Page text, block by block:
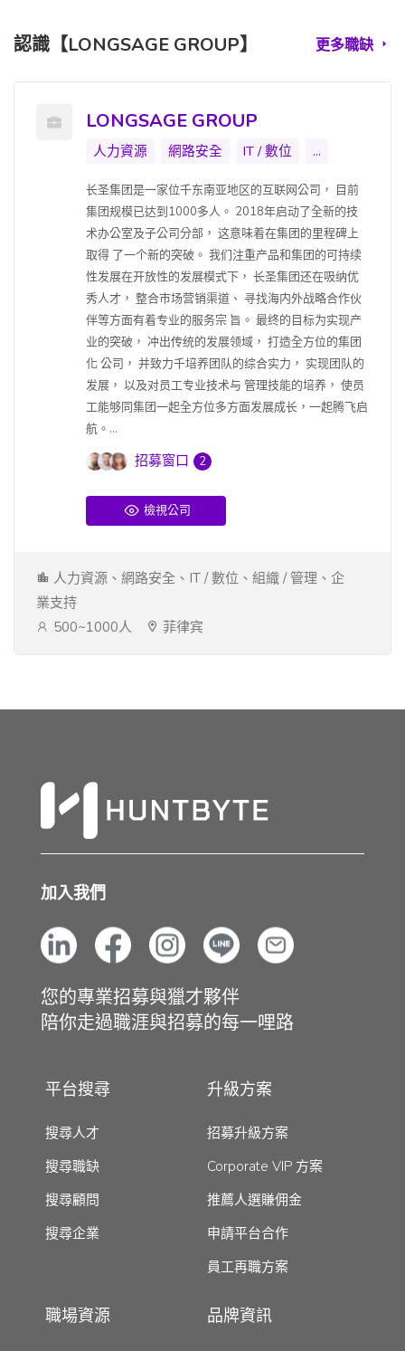
認識【LONGSAGE GROUP】 更多職缺
LONGSAGE GROUP
人力資源 網路安全 IT / 數位 ...
长圣集团是一家位千东南亚地区的互联网公司， 目前
集团规模已达到1000多人。 2018年启动了全新的技
术办公室及子公司分部， 这意味着在集团的里程碑上
取得 了一个新的突破。 我们注重产品和集团的可持续
性发展在开放性的发展模式下， 长圣集团还在吸纳优
秀人才， 整合市场营销渠道、 寻找海内外战略合作伙
伴等方面有着专业的服务宗 旨。 最终的目标为实现产
业的突破， 冲出传统的发展领域， 打造全方位的集团
化 公司， 并致力千培养团队的综合实力， 实现团队的
发展， 以及对员工专业技术与 管理技能的培养， 使员
工能够同集团一起全方位多方面发展成长，一起腾飞启
航。...
招募窗口 2
檢視公司
人力資源、網路安全、IT / 數位、組織 / 管理、企
業支持
500~1000人
菲律宾
加入我們
您的專業招募與獵才夥伴
陪你走過職涯與招募的每一哩路
平台搜尋
搜尋人才
搜尋職缺
搜尋顧問
搜尋企業
升級方案
招募升級方案
Corporate VIP 方案
推薦人選賺佣金
申請平台合作
員工再職方案
職場資源 品牌資訊